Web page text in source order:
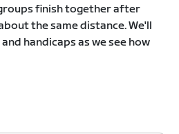
finish together after
the same distance. We'll
handicaps as we see how